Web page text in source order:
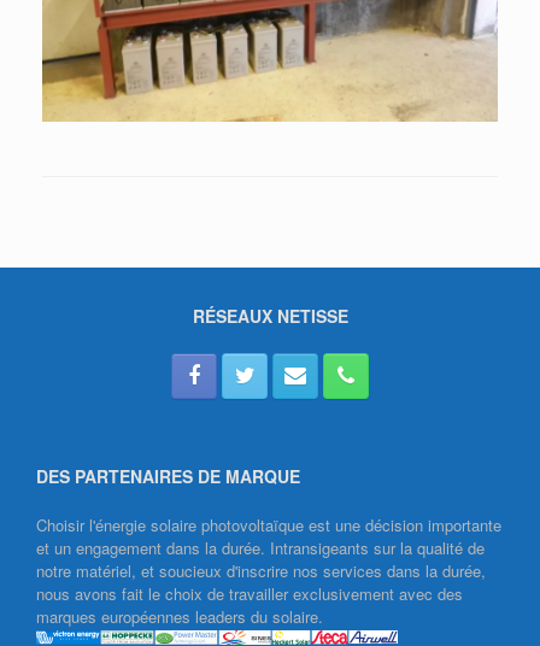
RÉSEAUX NETISSE
DES PARTENAIRES DE MARQUE
Choisir l'énergie solaire photovoltaïque est une décision importante
et un engagement dans la durée. Intransigeants sur la qualité de
notre matériel, et soucieux d'inscrire nos services dans la durée,
nous avons fait le choix de travailler exclusivement avec des
marques européennes leaders du solaire.